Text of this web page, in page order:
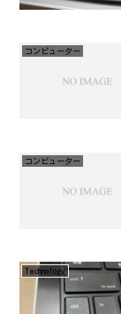
コンビューター
コンビューター
Technology